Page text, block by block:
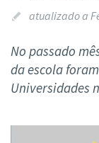
atualizado a
No passado
da escola
Universidades